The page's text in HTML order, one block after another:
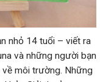
nhỏ 14 tuổi – viết ra
và những người bạn
môi trường. Những